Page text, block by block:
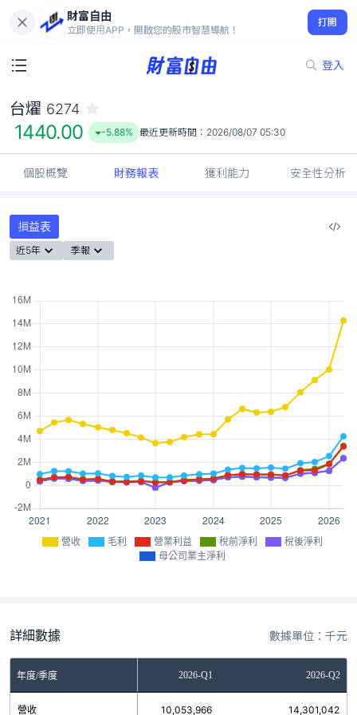
財富自由
立即使用APP，開啟您的股市智慧導航！
打開
登入
1440.00
-5.88%
台燿 6274
1440.00 -5.88% 最近更新時間： 2026/08/07 05:30
個股概覽 財務報表 獲利能力 安全性分析
損益表
近5年 季報
營收 毛利 營業利益 稅前淨利
稅後淨利
母公司業主淨利
詳細數據 數據單位：千元
年度/季度2025-Q4 2026-Q1 2026-Q2
營收 10,053,966 14,301,042